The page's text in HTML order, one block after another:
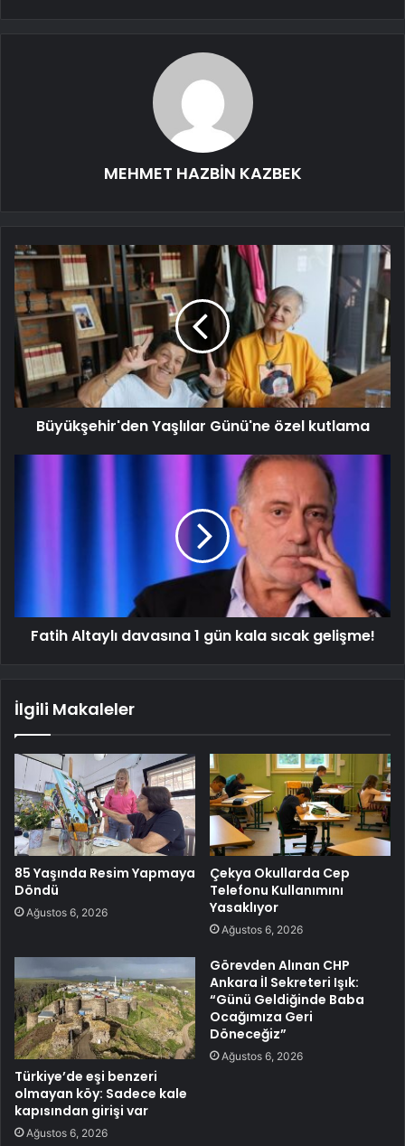
MEHMET HAZBİN KAZBEK
Büyükşehir'den Yaşlılar Günü'ne özel kutlama
Fatih Altaylı davasına 1 gün kala sıcak gelişme!
İlgili Makaleler
85 Yaşında Resim Yapmaya
Döndü
Ağustos 6, 2026
Çekya Okullarda Cep
Telefonu Kullanımını
Yasaklıyor
Ağustos 6, 2026
Türkiye’de eşi benzeri
olmayan köy: Sadece kale
kapısından girişi var
Ağustos 6, 2026
Görevden Alınan CHP
Ankara İl Sekreteri Işık:
“Günü Geldiğinde Baba
Ocağımıza Geri
Döneceğiz”
Ağustos 6, 2026